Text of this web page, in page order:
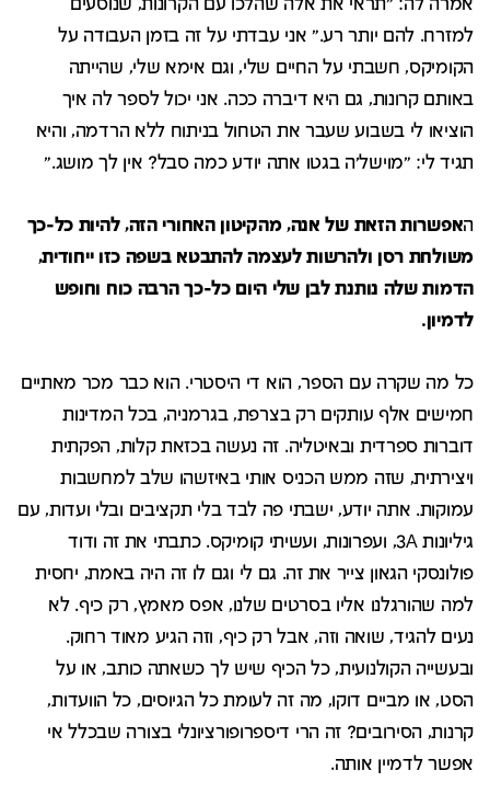
אמרה לה: "תראי את אלה שהלכו עם הקרונות, שנוסעים
למזרח. להם יותר רע." אני עבדתי על זה בזמן העבודה על
הקומיקס, חשבתי על החיים שלי, וגם אימא שלי, שהייתה
באותם קרונות, גם היא דיברה ככה. אני יכול לספר לה איך
הוציאו לי בשבוע שעבר את הטחול בניתוח ללא הרדמה, והיא
תגיד לי: "מוישל'ה בגטו אתה יודע כמה סבל? אין לך מושג."
האפשרות הזאת של אנה, מהקיטון האחורי הזה, להיות כל-כך
משולחת רסן ולהרשות לעצמה להתבטא בשפה כזו ייחודית,
הדמות שלה נותנת לבן שלי היום כל-כך הרבה כוח וחופש
לדמיון.
כל מה שקרה עם הספר, הוא די היסטרי. הוא כבר מכר מאתיים
חמישים אלף עותקים רק בצרפת, בגרמניה, בכל המדינות
דוברות ספרדית ובאיטליה. זה נעשה בכזאת קלות, הפקתית
ויצירתית, שזה ממש הכניס אותי באיזשהו שלב למחשבות
עמוקות. אתה יודע, ישבתי פה לבד בלי תקציבים ובלי ועדות, עם
גיליונות 3A, ועפרונות, ועשיתי קומיקס. כתבתי את זה ודוד
פולונסקי הגאון צייר את זה. גם לי וגם לו זה היה באמת, יחסית
למה שהורגלנו אליו בסרטים שלנו, אפס מאמץ, רק כיף. לא
נעים להגיד, שואה וזה, אבל רק כיף, וזה הגיע מאוד רחוק.
ובעשייה הקולנועית, כל הכיף שיש לך כשאתה כותב, או על
הסט, או מביים דוקו, מה זה לעומת כל הגיוסים, כל הוועדות,
קרנות, הסירובים? זה הרי דיספרופורציונלי בצורה שבכלל אי
אפשר לדמיין אותה.